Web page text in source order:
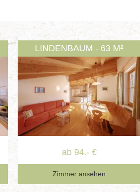
LINDENBAUM - 63 M²
ab 94.- €
Zimmer ansehen